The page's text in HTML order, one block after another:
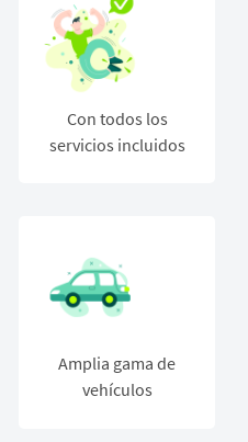
Con todos los
servicios incluidos
Amplia gama de
vehículos